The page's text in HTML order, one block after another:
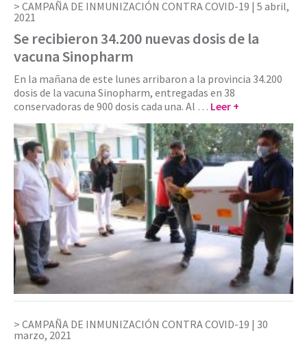
CAMPAÑA DE INMUNIZACIÓN CONTRA COVID-19 | 5 abril,
2021
Se recibieron 34.200 nuevas dosis de la
vacuna Sinopharm
En la mañana de este lunes arribaron a la provincia 34.200
dosis de la vacuna Sinopharm, entregadas en 38
conservadoras de 900 dosis cada una. Al … Leer +
CAMPAÑA DE INMUNIZACIÓN CONTRA COVID-19 | 30
marzo, 2021